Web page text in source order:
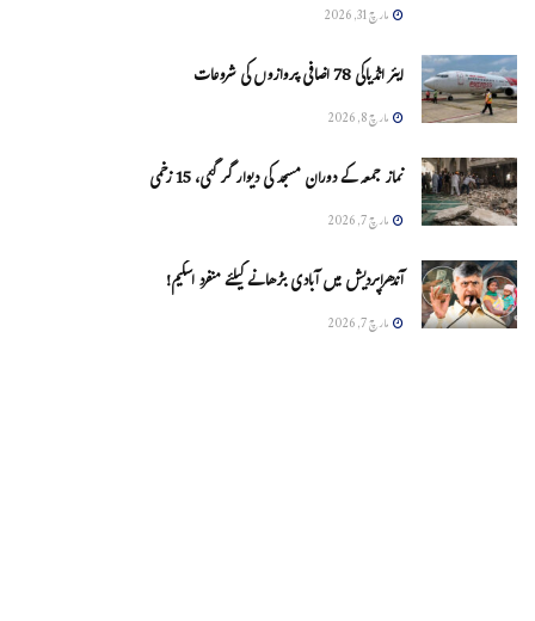
مارچ 31, 2026
ایئر انڈیاکی 78 اضافی پروازوں کی شروعات
مارچ 8, 2026
نماز جمعہ کے دوران مسجد کی دیوار گر گئی، 15 زخمی
مارچ 7, 2026
آندھراپردیش میں آبادی بڑھانے کیلئے منفرد اسکیم!
مارچ 7, 2026